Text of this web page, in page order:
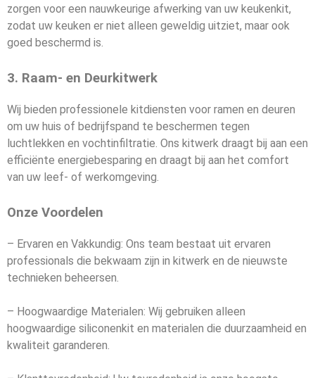
zorgen voor een nauwkeurige afwerking van uw keukenkit,
zodat uw keuken er niet alleen geweldig uitziet, maar ook
goed beschermd is.
3. Raam- en Deurkitwerk
Wij bieden professionele kitdiensten voor ramen en deuren
om uw huis of bedrijfspand te beschermen tegen
luchtlekken en vochtinfiltratie. Ons kitwerk draagt bij aan een
efficiënte energiebesparing en draagt bij aan het comfort
van uw leef- of werkomgeving.
Onze Voordelen
– Ervaren en Vakkundig: Ons team bestaat uit ervaren
professionals die bekwaam zijn in kitwerk en de nieuwste
technieken beheersen.
– Hoogwaardige Materialen: Wij gebruiken alleen
hoogwaardige siliconenkit en materialen die duurzaamheid en
kwaliteit garanderen.